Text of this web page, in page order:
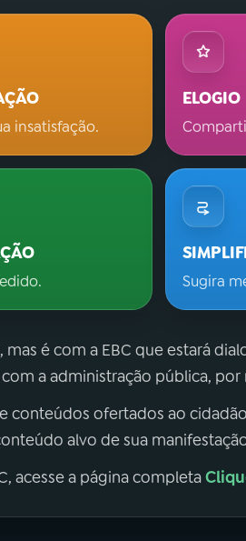
insatisfação.
ELOGIO
Sugira
é com a EBC que estará
a administração pública, por
conteúdos ofertados ao
alvo de sua
acesse a página completa